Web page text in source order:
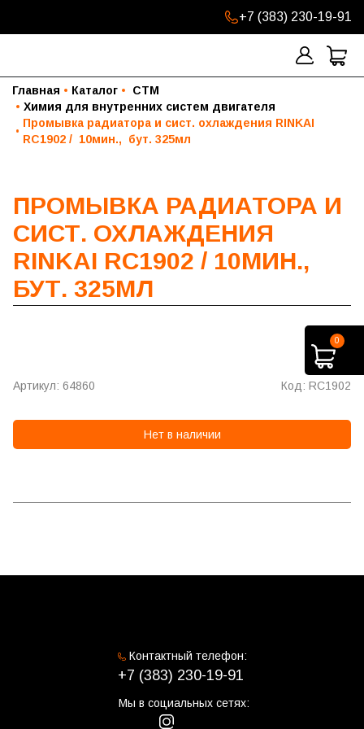
+7 (383) 230-19-91
Главная Каталог
СТМ
Химия для внутренних систем двигателя
Промывка радиатора и сист. охлаждения RINKAI
RC1902 /  10мин.,  бут. 325мл
ПРОМЫВКА РАДИАТОРА И
СИСТ. ОХЛАЖДЕНИЯ
RINKAI RC1902 / 10МИН.,
БУТ. 325МЛ
Артикул: 64860 Код: RC1902
Нет в наличии
Мы в социальных сетях:
Контактный телефон:
+7 (383) 230-19-91
0